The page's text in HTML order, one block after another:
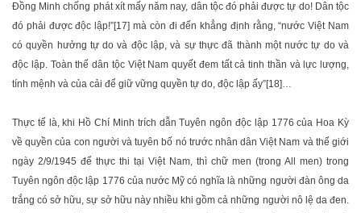
Đồng Minh chống phát xít mấy năm nay, dân tộc đó phải được tự do! Dân tộc
đó phải được độc lập!”[17] mà còn đi đến khẳng định rằng, “nước Việt Nam
có quyền hưởng tự do và độc lập, và sự thực đã thành một nước tự do và
độc lập. Toàn thể dân tộc Việt Nam quyết đem tất cả tinh thần và lực lượng,
tính mệnh và của cải để giữ vững quyền tự do, độc lập ấy”[18]…
Thực tế là, khi Hồ Chí Minh trích dẫn Tuyên ngôn độc lập 1776 của Hoa Kỳ
về quyền của con người và tuyên bố nó trước nhân dân Việt Nam và thế giới
ngày 2/9/1945 để thực thi tại Việt Nam, thì chữ men (trong All men) trong
Tuyên ngôn độc lập 1776 của nước Mỹ có nghĩa là những người đàn ông da
trắng có sở hữu, sự sở hữu này nhiều khi gồm cả những người nô lệ da đen.